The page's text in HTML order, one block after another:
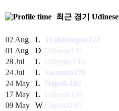
최근 경기 Udinese
02 Aug L Trabzonspor 122
01 Aug
D Udinese 195
28 Jul
L Udinese-145
24 Jul
L Swansea270
24 May
L Napoli-182
17 May
L Udinese 150
09 May
W Cagliari 165